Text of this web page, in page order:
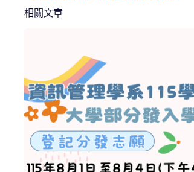
相關文章